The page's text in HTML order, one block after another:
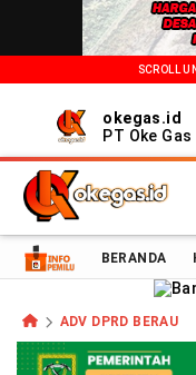
SCROLL
okegas.id
PT Oke
Oke Gas Indonesia |
BERANDA
ADV DPRD BERAU